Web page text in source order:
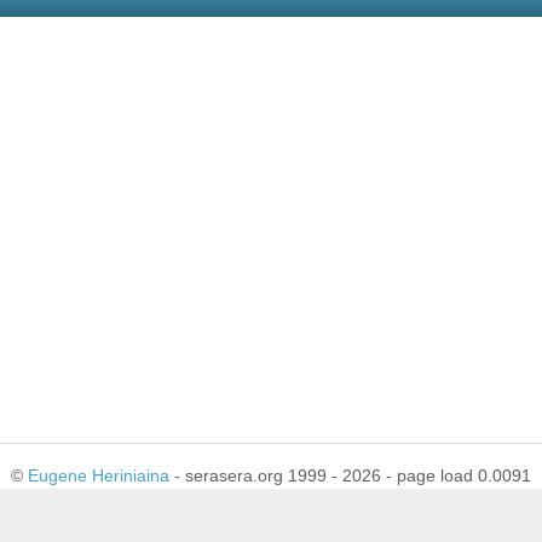
© Eugene Heriniaina - serasera.org 1999 - 2026 - page load 0.0091